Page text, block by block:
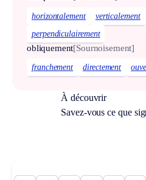
horizontalement verticalement
perpendiculairement
obliquement[Sournoisement]
franchement directement
À découvrir
Savez-vous ce que